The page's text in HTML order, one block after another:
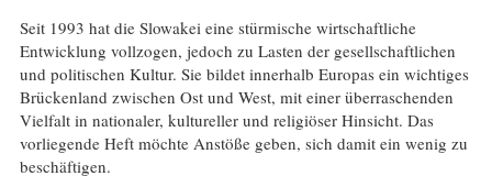
Seit 1993 hat die Slowakei eine stürmische wirtschaftliche
Entwicklung vollzogen, jedoch zu Lasten der gesellschaftlichen
und politischen Kultur. Sie bildet innerhalb Europas ein wichtiges
Brückenland zwischen Ost und West, mit einer überraschenden
Vielfalt in nationaler, kultureller und religiöser Hinsicht. Das
vorliegende Heft möchte Anstöße geben, sich damit ein wenig zu
beschäftigen.